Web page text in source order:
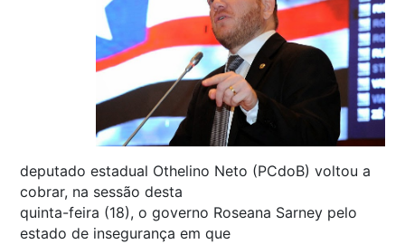
deputado estadual Othelino Neto (PCdoB) voltou a
cobrar, na sessão desta
quinta-feira (18), o governo Roseana Sarney pelo
estado de insegurança em que